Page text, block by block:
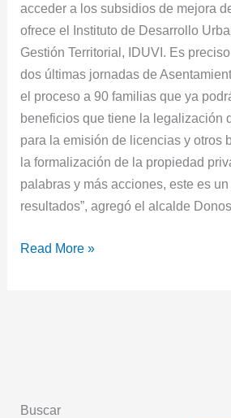
acceder a los subsidios de mejora
ofrece el Instituto de Desarrollo
Gestión Territorial, IDUVI. Es
dos últimas jornadas de
el proceso a 90 familias que ya
beneficios que tiene la legalización
para la emisión de licencias y otros
la formalización de la propiedad
palabras y más acciones, este es
resultados”, agregó el alcalde
Read More »
Buscar